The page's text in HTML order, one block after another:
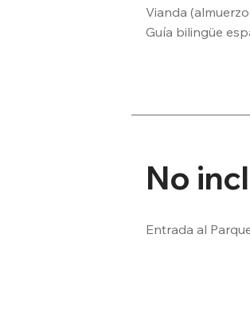
Vianda
Guía bilingüe
No
Entrada al